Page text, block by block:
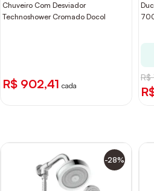
Chuveiro Com Desviador
Technoshower Cromado Docol
R$ 902,41 cada
R$
-28%